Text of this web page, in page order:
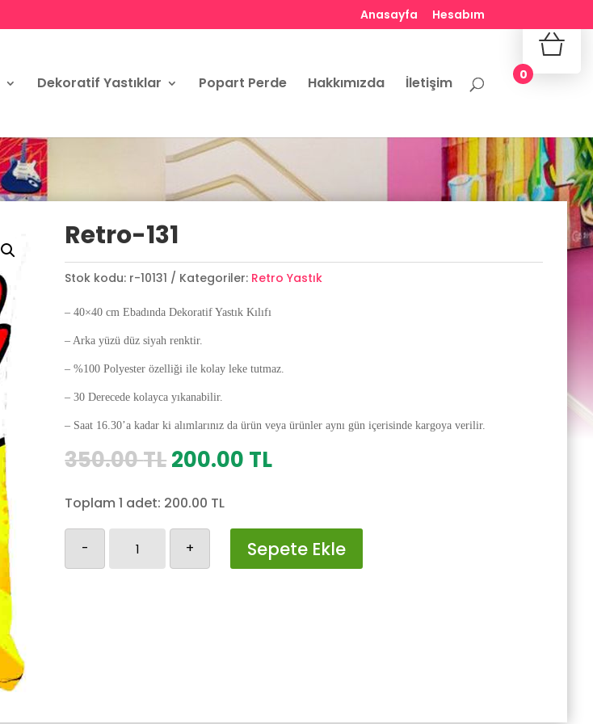
Anasayfa Hesabım
Dekoratif Yastıklar Popart Perde Hakkımızda İletişim
Retro-131
Stok kodu: r-10131 Kategoriler: Retro Yastık
– 40×40 cm Ebadında Dekoratif Yastık Kılıfı
– Arka yüzü düz siyah renktir.
– %100 Polyester özelliği ile kolay leke tutmaz.
– 30 Derecede kolayca yıkanabilir.
– Saat 16.30’a kadar ki alımlarınız da ürün veya ürünler aynı gün içerisinde kargoya verilir.
350.00TLOrijinal
350.00 TL.
200.00 TLŞu
200.00 TL.
Toplam 1 adet: 200.00 TL
- + Sepete Ekle
0